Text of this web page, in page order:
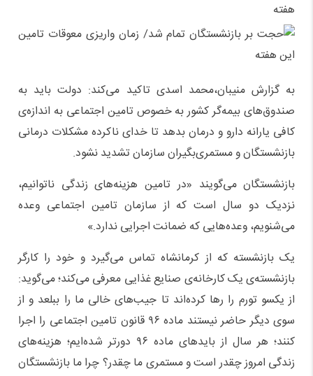
هفته
به گزارش منیبان،محمد اسدی تاکید می‌کند: دولت باید به
صندوق‌های بیمه‌گر کشور به خصوص تامین اجتماعی به اندازه‌ی
کافی یارانه دارو و درمان بدهد تا خدای ناکرده مشکلات درمانی
بازنشستگان و مستمری‌بگیران سازمان تشدید نشود.
بازنشستگان می‌گویند «در تامین هزینه‌های زندگی ناتوانیم،
نزدیک دو سال است که از سازمان تامین اجتماعی وعده
می‌شنویم، وعده‌هایی که ضمانت اجرایی ندارد.»
یک بازنشسته که از کرمانشاه تماس می‌گیرد و خود را کارگر
بازنشسته‌ی یک کارخانه‌ی صنایع غذایی معرفی می‌کند؛ می‌گوید:
از یکسو تورم را رها کرده‌اند تا جیب‌های خالی ما را ببلعد و از
سوی دیگر حاضر نیستند ماده ۹۶ قانون تامین اجتماعی را اجرا
کنند؛ هر سال از باید‌های ماده ۹۶ دورتر شده‌ایم؛ هزینه‌های
زندگی امروز چقدر است و مستمری ما چقدر؟ چرا ما بازنشستگان